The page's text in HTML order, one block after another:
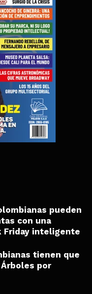
pueden
con una
Friday inteligente
tienen que
por